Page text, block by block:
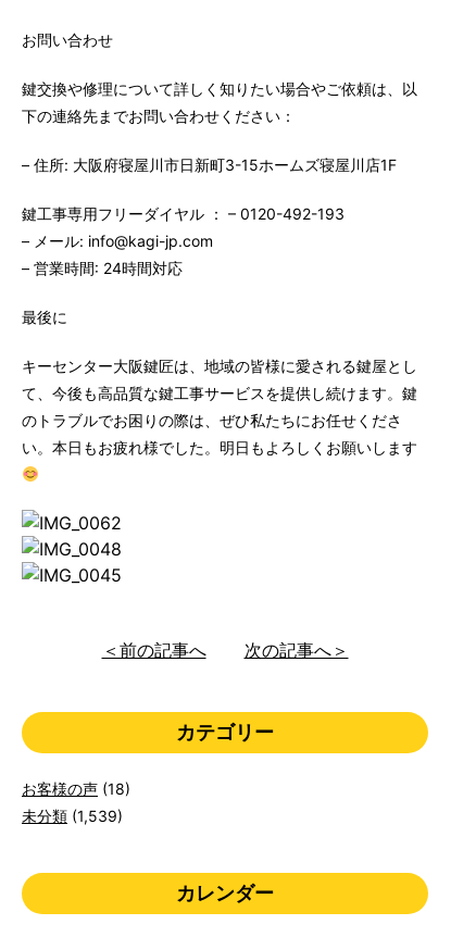
お問い合わせ
鍵交換や修理について詳しく知りたい場合やご依頼は、以
下の連絡先までお問い合わせください：
– 住所: 大阪府寝屋川市日新町3-15ホームズ寝屋川店1F
鍵工事専用フリーダイヤル ： – 0120-492-193
– メール: info@kagi-jp.com
– 営業時間: 24時間対応
最後に
キーセンター大阪鍵匠は、地域の皆様に愛される鍵屋とし
て、今後も高品質な鍵工事サービスを提供し続けます。鍵
のトラブルでお困りの際は、ぜひ私たちにお任せくださ
い。本日もお疲れ様でした。明日もよろしくお願いします
＜前の記事へ 次の記事へ＞
カテゴリー
お客様の声 (18)
未分類 (1,539)
カレンダー